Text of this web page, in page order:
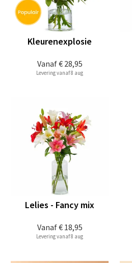
Vanaf€ 28,95
Kleurenexplosie
Levering vanaf 8 aug
Vanaf€ 18,95
Lelies - Fancy mix
Levering vanaf 8 aug